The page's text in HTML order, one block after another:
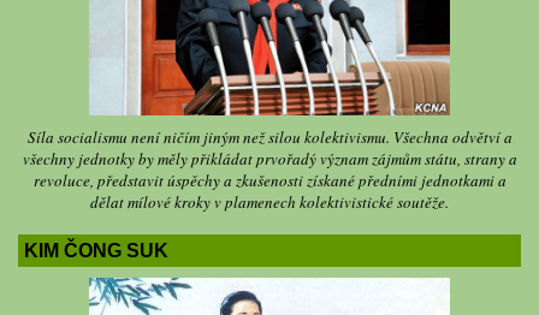
Síla socialismu není ničím jiným než silou kolektivismu. Všechna odvětví a
všechny jednotky by měly přikládat prvořadý význam zájmům státu, strany a
revoluce, představit úspěchy a zkušenosti získané předními jednotkami a
dělat mílové kroky v plamenech kolektivistické soutěže.
KIM ČONG SUK